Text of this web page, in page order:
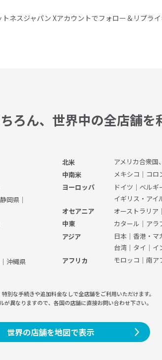
トネスジャパン Xアカウントでフォロー＆リプラ
ろん、 世界中の全店舗を
静岡県 ｜
｜ 沖縄県
北米
アメリカ合衆国
中南米
メキシコ ｜ コロ
ヨーロッパ
ドイツ ｜ ベルギ
イギリス・アイ
オセアニア
オーストラリア ｜
中東
カタール ｜ アラ
アジア
日本｜ 香港・マ
台湾｜ タイ ｜ イ
アフリカ
モロッコ ｜ 南ア
世界の店舗を地図で表示
別な手続きや追加料金なしで全店舗をご利用いただけます。
が異なりますので、 各国の店舗に直接お問い合わせ下さい。